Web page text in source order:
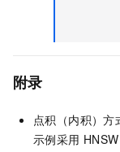
附录
点积（内积）方
示例采用 HNSW